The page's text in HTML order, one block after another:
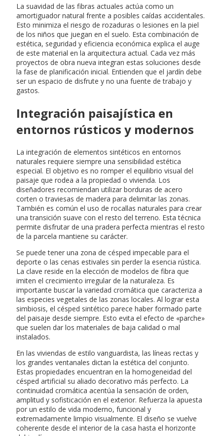
La suavidad de las fibras actuales actúa como un
amortiguador natural frente a posibles caídas accidentales.
Esto minimiza el riesgo de rozaduras o lesiones en la piel
de los niños que juegan en el suelo. Esta combinación de
estética, seguridad y eficiencia económica explica el auge
de este material en la arquitectura actual. Cada vez más
proyectos de obra nueva integran estas soluciones desde
la fase de planificación inicial. Entienden que el jardín debe
ser un espacio de disfrute y no una fuente de trabajo y
gastos.
Integración paisajística en
entornos rústicos y modernos
La integración de elementos sintéticos en entornos
naturales requiere siempre una sensibilidad estética
especial. El objetivo es no romper el equilibrio visual del
paisaje que rodea a la propiedad o vivienda. Los
diseñadores recomiendan utilizar borduras de acero
corten o traviesas de madera para delimitar las zonas.
También es común el uso de rocallas naturales para crear
una transición suave con el resto del terreno. Esta técnica
permite disfrutar de una pradera perfecta mientras el resto
de la parcela mantiene su carácter.
Se puede tener una zona de césped impecable para el
deporte o las cenas estivales sin perder la esencia rústica.
La clave reside en la elección de modelos de fibra que
imiten el crecimiento irregular de la naturaleza. Es
importante buscar la variedad cromática que caracteriza a
las especies vegetales de las zonas locales. Al lograr esta
simbiosis, el césped sintético parece haber formado parte
del paisaje desde siempre. Esto evita el efecto de «parche»
que suelen dar los materiales de baja calidad o mal
instalados.
En las viviendas de estilo vanguardista, las líneas rectas y
los grandes ventanales dictan la estética del conjunto.
Estas propiedades encuentran en la homogeneidad del
césped artificial su aliado decorativo más perfecto. La
continuidad cromática acentúa la sensación de orden,
amplitud y sofisticación en el exterior. Refuerza la apuesta
por un estilo de vida moderno, funcional y
extremadamente limpio visualmente. El diseño se vuelve
coherente desde el interior de la casa hasta el horizonte